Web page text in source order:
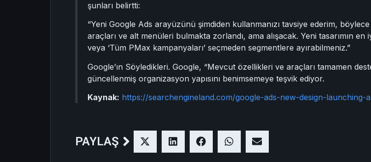
şunları belirtti:
“Yeni Google Ads arayüzünü şimdiden kullanmanızı tavsiye ederim,
araçları ve alt menüleri bulmakta zorlandı, ama alışacak. Yeni tasarımın en
veya ‘Tüm PMax kampanyaları’ seçmeden segmentlere ayırabilmeniz.”
Google’ın Söyledikleri. Google, “Mevcut özellikleri ve araçları tamamen
güncellenmiş organizasyon yapısını benimsemeye teşvik ediyor.
Kaynak: https://searchengineland.com/google-ads-new-design-launching-
PAYLAŞ